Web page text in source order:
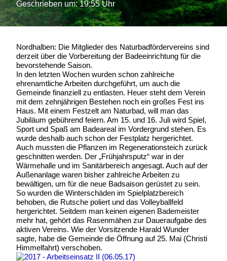
Geschrieben um: 19:55 Uhr
Nordhalben: Die Mitglieder des Naturbadfördervereins sind
derzeit über die Vorbereitung der Badeeinrichtung für die
bevorstehende Saison.
In den letzten Wochen wurden schon zahlreiche
ehrenamtliche Arbeiten durchgeführt, um auch die
Gemeinde finanziell zu entlasten. Heuer steht dem Verein
mit dem zehnjährigen Bestehen noch ein großes Fest ins
Haus. Mit einem Festzelt am Naturbad, will man das
Jubiläum gebührend feiern. Am 15. und 16. Juli wird Spiel,
Sport und Spaß am Badeareal im Vordergrund stehen. Es
wurde deshalb auch schon der Festplatz hergerichtet.
Auch mussten die Pflanzen im Regenerationsteich zurück
geschnitten werden. Der „Frühjahrsputz“ war in der
Wärmehalle und im Sanitärbereich angesagt. Auch auf der
Außenanlage waren bisher zahlreiche Arbeiten zu
bewältigen, um für die neue Badsaison gerüstet zu sein.
So wurden die Winterschäden im Spielplatzbereich
behoben, die Rutsche poliert und das Volleyballfeld
hergerichtet. Seitdem man keinen eigenen Bademeister
mehr hat, gehört das Rasenmähen zur Daueraufgabe des
aktiven Vereins. Wie der Vorsitzende Harald Wunder
sagte, habe die Gemeinde die Öffnung auf 25. Mai (Christi
Himmelfahrt) verschoben.